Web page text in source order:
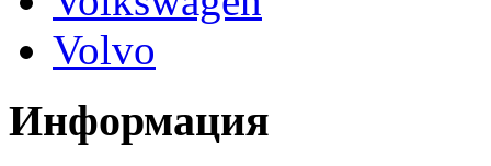
Volvo
Информация